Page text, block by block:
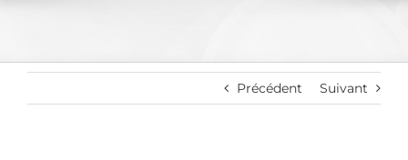
Précédent Suivant